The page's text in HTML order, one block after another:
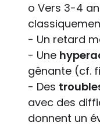
o Vers 3-4
- Un retard
- Une
gênante (cf.
- Des
avec des
donnent un